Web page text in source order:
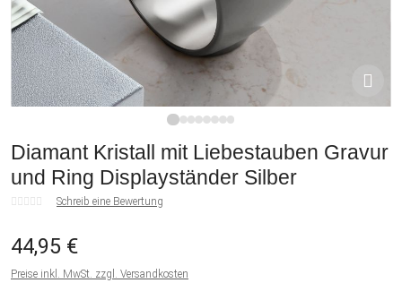
Diamant Kristall mit Liebestauben Gravur
und Ring Displayständer Silber
Schreib eine Bewertung
44,95 €
Preise inkl. MwSt. zzgl. Versandkosten